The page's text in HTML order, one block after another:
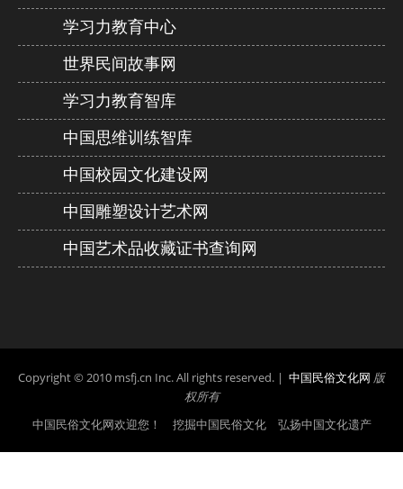
学习力教育中心
世界民间故事网
学习力教育智库
中国思维训练智库
中国校园文化建设网
中国雕塑设计艺术网
中国艺术品收藏证书查询网
Copyright © 2010 msfj.cn Inc. All rights reserved. | 中国民俗文化网 版
权所有
中国民俗文化网欢迎您！ 挖掘中国民俗文化 弘扬中国文化遗产